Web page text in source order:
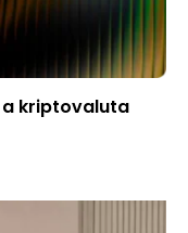
a kriptovaluta